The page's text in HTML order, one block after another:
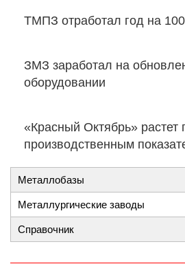
ТМПЗ отработал год на
ЗМЗ заработал на
оборудовании
«Красный Октябрь» растет
производственным
Металлобазы
Металлургические заводы
Справочник